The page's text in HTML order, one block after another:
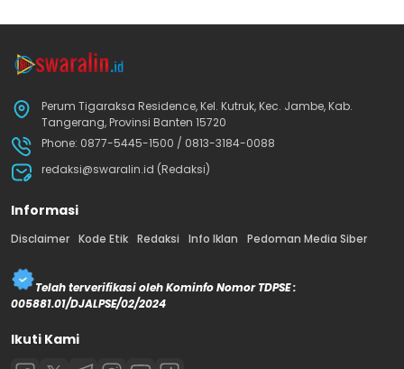
Perum Tigaraksa Residence, Kel. Kutruk, Kec. Jambe, Kab.
Tangerang, Provinsi Banten 15720
Phone: 0877-5445-1500 / 0813-3184-0088
redaksi@swaralin.id (Redaksi)
Informasi
Disclaimer Kode Etik Redaksi Info Iklan Pedoman Media Siber
Telah terverifikasi oleh Kominfo Nomor TDPSE :
005881.01/DJALPSE/02/2024
Ikuti Kami